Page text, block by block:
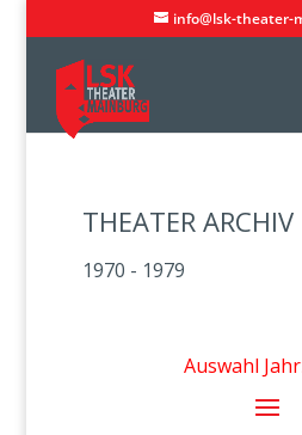
info@lsk-theater-
THEATER ARCHIV
1970 - 1979